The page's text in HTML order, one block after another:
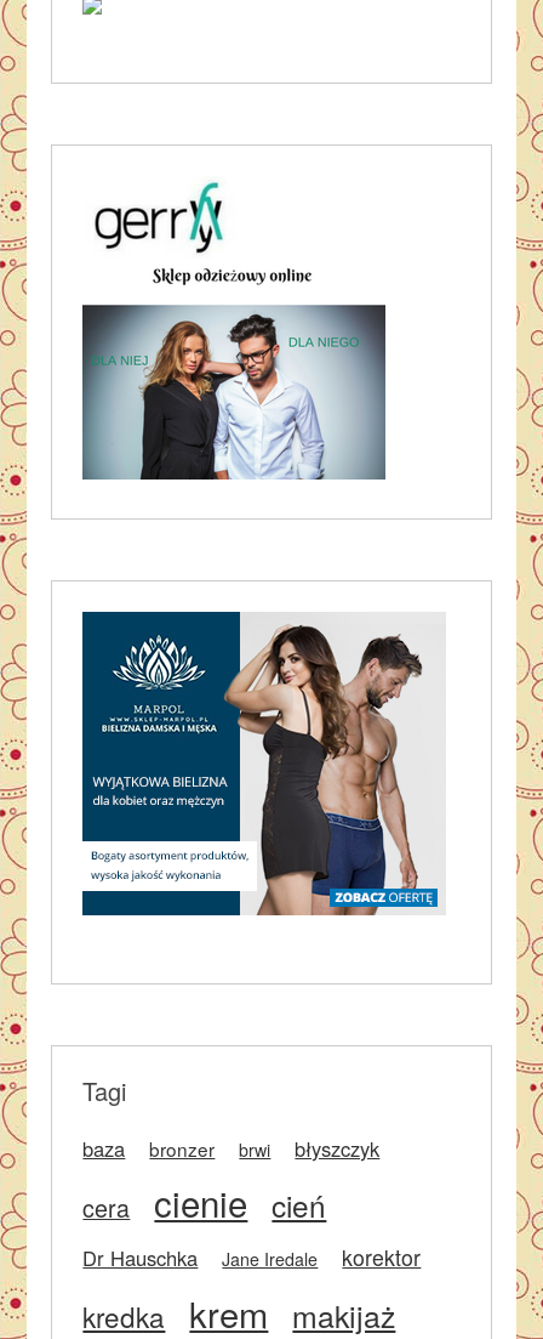
Tagi
baza bronzer brwi błyszczyk
cera cienie cień
Dr Hauschka Jane Iredale korektor
kredka krem makijaż